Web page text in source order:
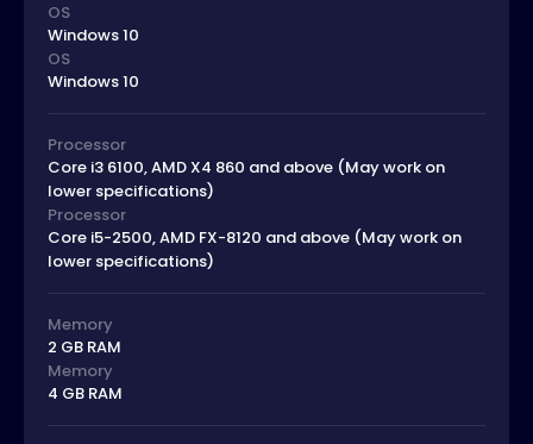
OS
Windows 10
OS
Windows 10
Processor
Core i3 6100, AMD X4 860 and above (May work on
lower specifications)
Processor
Core i5-2500, AMD FX-8120 and above (May work on
lower specifications)
Memory
2 GB RAM
Memory
4 GB RAM